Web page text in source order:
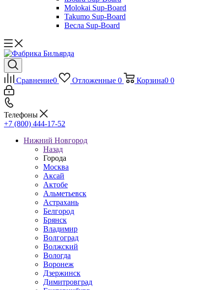
Molokai Sup-Board
Takumo Sup-Board
Весла Sup-Board
Сравнение0 Отложенные 0 Корзина0 0
Телефоны
+7 (800) 444-17-52
Нижний Новгород
Назад
Города
Москва
Аксай
Актобе
Альметьевск
Астрахань
Белгород
Брянск
Владимир
Волгоград
Волжский
Вологда
Воронеж
Дзержинск
Димитровград